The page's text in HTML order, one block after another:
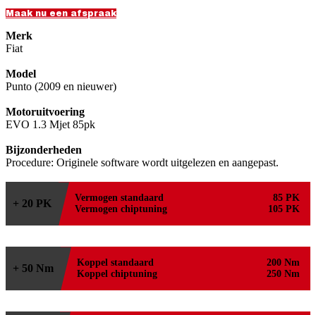
Maak nu een afspraak
Merk
Fiat
Model
Punto (2009 en nieuwer)
Motoruitvoering
EVO 1.3 Mjet 85pk
Bijzonderheden
Procedure: Originele software wordt uitgelezen en aangepast.
+ 20 PK Vermogen standaard
85 PK
Vermogen chiptuning
105 PK
+ 50 Nm Koppel standaard
200 Nm
Koppel chiptuning
250 Nm